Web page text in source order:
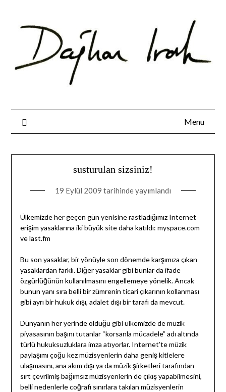
content
Menu
susturulan sizsiniz!
19 Eylül 2009 tarihinde yayımlandı
Ülkemizde her geçen gün yenisine rastladığımız Internet
erişim yasaklarına iki büyük site daha katıldı: myspace.com
ve last.fm
Bu son yasaklar, bir yönüyle son dönemde karşımıza çıkan
yasaklardan farklı. Diğer yasaklar gibi bunlar da ifade
özgürlüğünün kullanılmasını engellemeye yönelik. Ancak
bunun yanı sıra belli bir zümrenin ticari çıkarının kollanması
gibi ayrı bir hukuk dışı, adalet dışı bir tarafı da mevcut.
Dünyanın her yerinde olduğu gibi ülkemizde de müzik
piyasasının başını tutanlar “korsanla mücadele” adı altında
türlü hukuksuzluklara imza atıyorlar. Internet’te müzik
paylaşımı çoğu kez müzisyenlerin daha geniş kitlelere
ulaşmasını, ana akım dışı ya da müzik şirketleri tarafından
sırt çevrilmiş bağımsız müzisyenlerin de çıkış yapabilmesini,
belli nedenlerle coğrafi sınırlara takılan müzisyenlerin